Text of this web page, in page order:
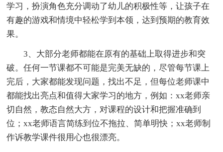
学习，扮演角色充分调动了幼儿的积极性等，让孩子在
有趣的游戏和情境中轻松学到本领，达到预期的教育效
果。
3、大部分老师都能在原有的基础上取得进步和突
破。任何一节课都不可能是完美无缺的，尽管每节课上
完后，大家都能发现问题，找出不足，但每位老师课中
都能找出亮点和值得大家学习的地方，例如：xx老师亲
切自然，教态自然大方，对课程的设计和把握准确到
位；xx老师语言简练到位不拖拉、简单明快；xx老师制
作诉教学课件很用心也很漂亮。